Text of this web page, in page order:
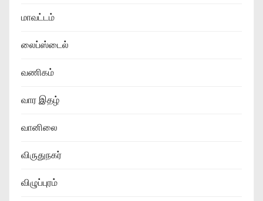
மாவட்டம்
லைப்ஸ்டைல்
வணிகம்
வார இதழ்
வானிலை
விருதுநகர்
விழுப்புரம்